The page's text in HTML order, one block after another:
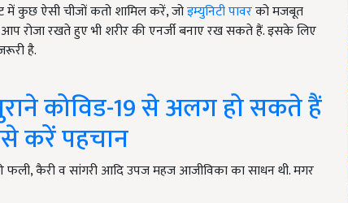
में कुछ ऐसी चीजों कतो शामिल करें, जोइम्युनिटी पावरको मजबूत
रखते हुए भी शरीर की एनर्जी बनाए रख सकते हैं. इसके लिए
है.
कोविड-19 से अलग हो सकते हैं
करें पहचान
फली, कैरी व सांगरी आदि उपज महज आजीविका का साधन थी. मगर